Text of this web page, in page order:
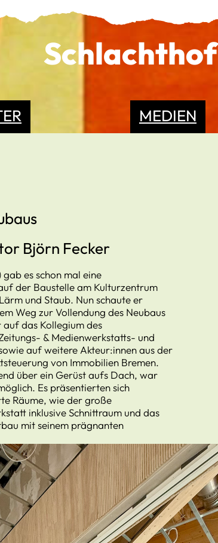
Schlachthof
MEDIEN
Björn Fecker
es schon mal eine
der Baustelle am Kulturzentrum
und Staub. Nun schaute er
Weg zur Vollendung des Neubaus
das Kollegium des
& Medienwerkstatts- und
auf weitere Akteur:innen aus der
von Immobilien Bremen.
über ein Gerüst aufs Dach, war
Es präsentierten sich
Räume, wie der große
inklusive Schnittraum und das
mit seinem prägnanten